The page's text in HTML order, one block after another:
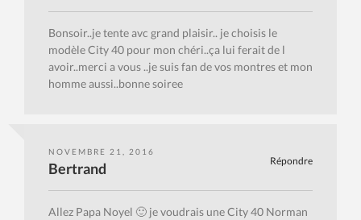
Bonsoir..je tente avc grand plaisir.. je choisis le
modèle City 40 pour mon chéri..ça lui ferait de l
avoir..merci a vous ..je suis fan de vos montres et mon
homme aussi..bonne soiree
NOVEMBRE 21, 2016
Répondre
Bertrand
Allez Papa Noyel 🙂 je voudrais une City 40 Norman